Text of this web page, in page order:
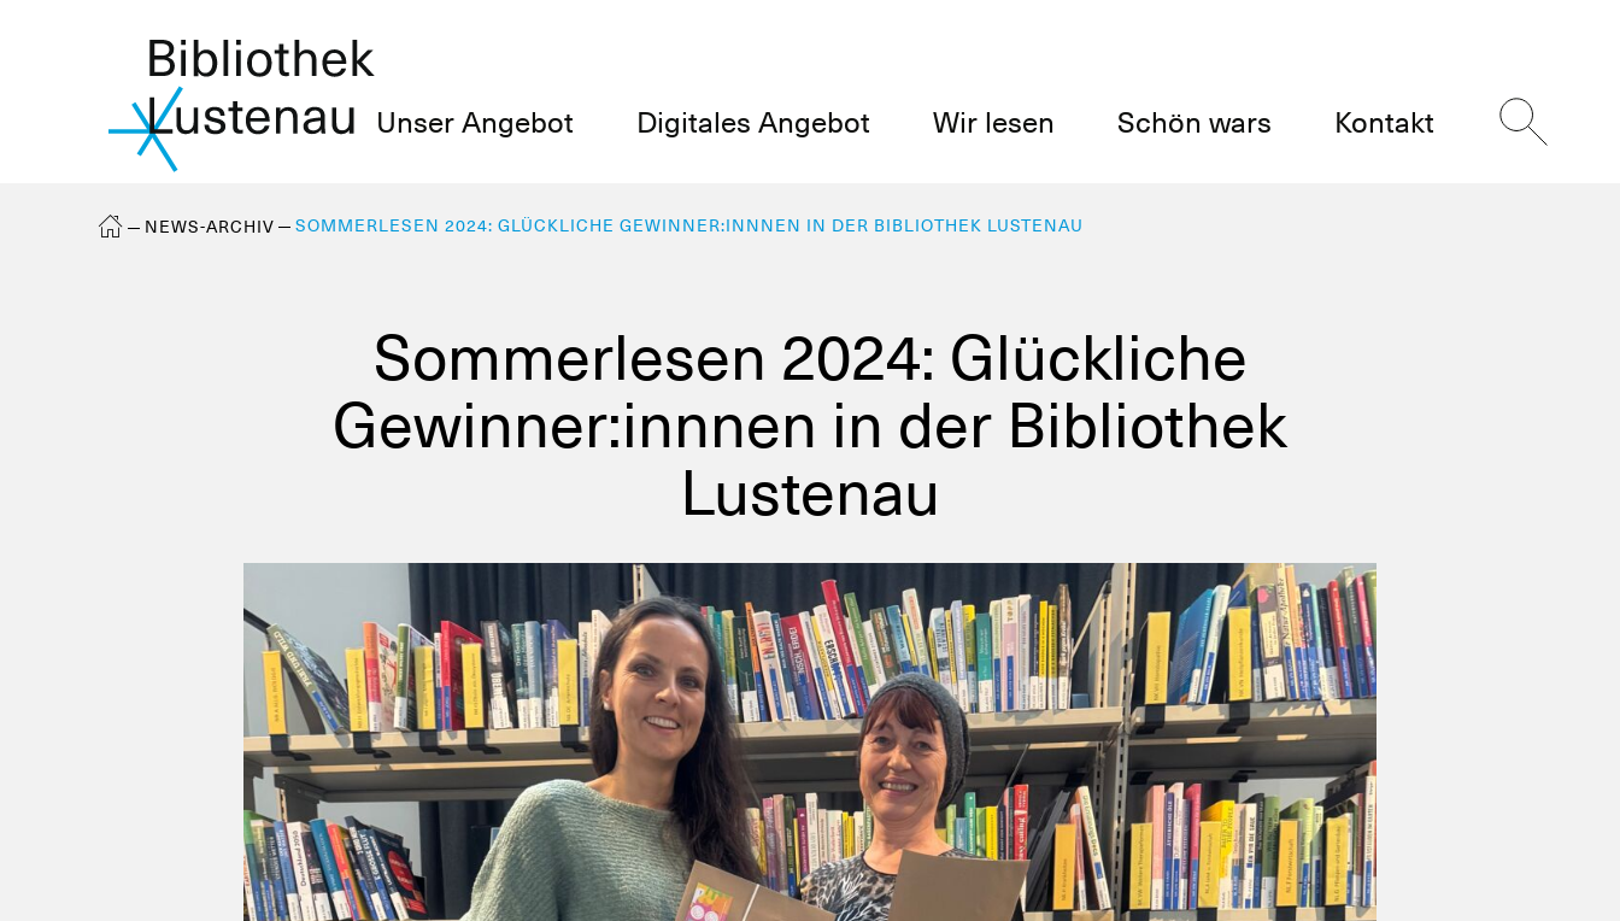
Unser Angebot Digitales Angebot Wir lesen Schön wars Kontakt
NEWS-ARCHIV SOMMERLESEN 2024: GLÜCKLICHE GEWINNER:INNNEN IN DER BIBLIOTHEK LUSTENAU
Sommerlesen 2024: Glückliche
Gewinner:innnen in der Bibliothek
Lustenau